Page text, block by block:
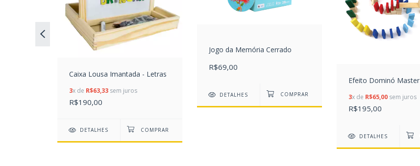
Caixa Lousa Imantada - Letras
3x de R$63,33 sem juros
R$190,00
DETALHES
Jogo da Memória Cerrado
R$69,00
DETALHES
Efeito Dominó Master
3x de R$65,00 sem juros
R$195,00
DETALHES